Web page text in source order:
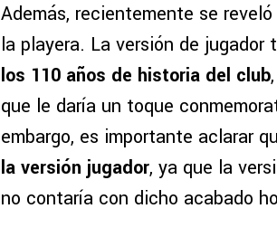
Además, recientemente se
la playera. La versión de jugador
los 110 años de historia del club
que le daría un toque
embargo, es importante aclarar
la versión jugador, ya que la
no contaría con dicho acabado